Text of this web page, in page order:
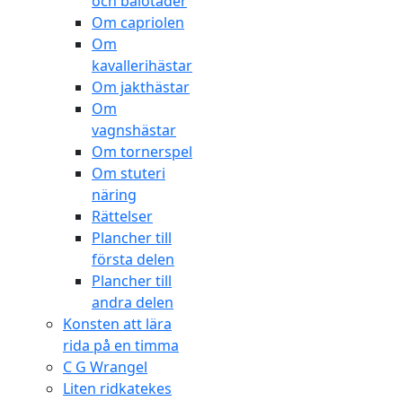
Om capriolen
Om
kavallerihästar
Om jakthästar
Om
vagnshästar
Om tornerspel
Om stuteri
näring
Rättelser
Plancher till
första delen
Plancher till
andra delen
Konsten att lära
rida på en timma
C G Wrangel
Liten ridkatekes